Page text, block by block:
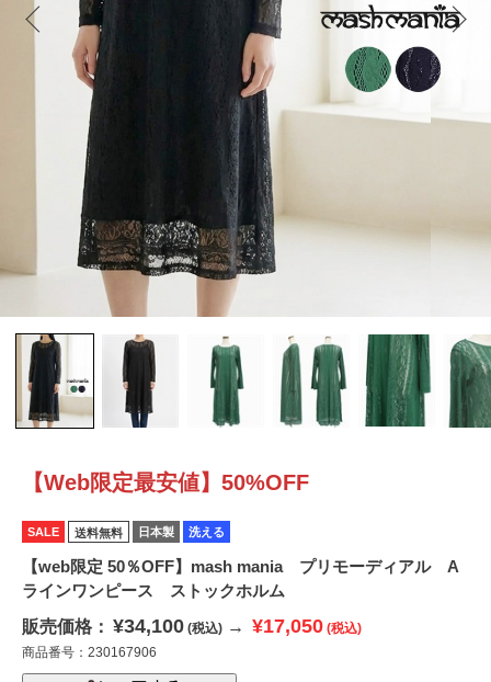
【Web限定最安値】50%OFF
SALE 送料無料 日本製 洗える
【web限定 50％OFF】mash mania プリモーディアル A
ラインワンピース ストックホルム
販売価格： ¥34,100 (税込) → ¥17,050 (税込)
商品番号：230167906